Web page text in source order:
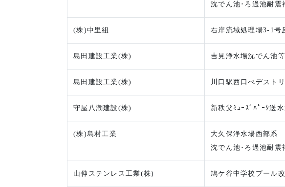
沈でん池･ろ過池耐震
(株)中里組 右岸流域処理場3-1号
島田建設工業(株) 吉見浄水場沈でん池
島田建設工業(株) 川口駅西口ぺデスト
守屋八潮建設(株) 新秩父ﾐｭｰｽﾞﾊﾟｰｸ送
(株)島村工業
大久保浄水場西部系
沈でん池･ろ過池耐震
山伸ステンレス工業(株) 鳩ケ谷中学校プール